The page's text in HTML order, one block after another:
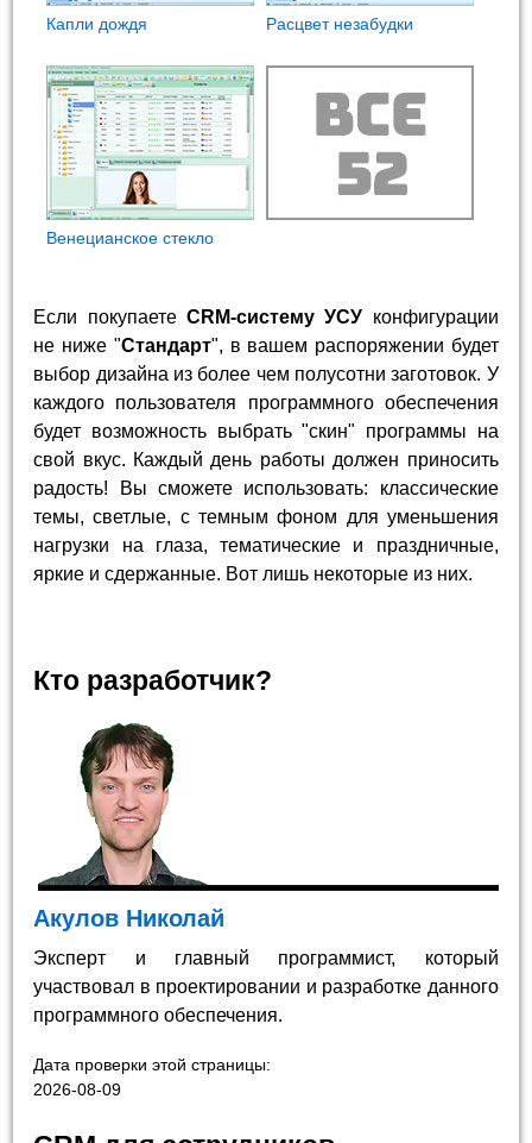
Капли дождя Расцвет незабудки
Венецианское стекло
Если покупаете CRM-систему УСУ конфигурации
не ниже "Стандарт", в вашем распоряжении будет
выбор дизайна из более чем полусотни заготовок. У
каждого пользователя программного обеспечения
будет возможность выбрать "скин" программы на
свой вкус. Каждый день работы должен приносить
радость! Вы сможете использовать: классические
темы, светлые, с темным фоном для уменьшения
нагрузки на глаза, тематические и праздничные,
яркие и сдержанные. Вот лишь некоторые из них.
Кто разработчик?
Акулов Николай
Эксперт и главный программист, который
участвовал в проектировании и разработке данного
программного обеспечения.
Дата проверки этой страницы:
2026-08-09